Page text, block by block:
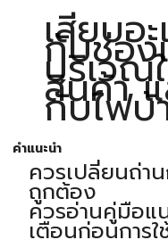
เสียบอ
กับช่อง
บริเวณ
สินค้า
กับไฟบ้
คำแนะนำ
ควรเปลี่ยนถ่า
ถูกต้อง
ควรอ่านคู่มือแ
เตือนก่อนการใ